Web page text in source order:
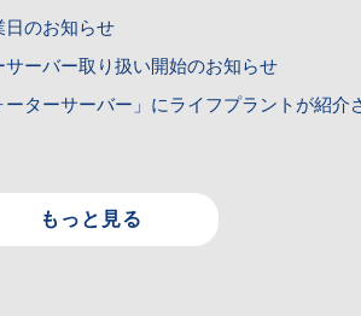
日のお知らせ
サーバー取り扱い開始のお知らせ
ーターサーバー」にライフプラントが紹介
もっと見る